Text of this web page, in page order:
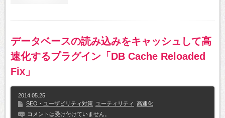
データベースの読み込みをキャッシュして高
速化するプラグイン「DB Cache Reloaded
Fix」
2014.05.25
SEO・ユーザビリティ対策 ユーティリティ 高速化
コメントは受け付けていません。